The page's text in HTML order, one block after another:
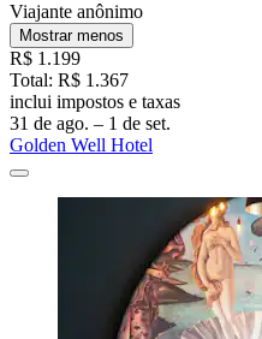
Viajante anônimo
Mostrar menos
R$ 1.199
Total: R$ 1.367
inclui impostos e taxas
31 de ago. – 1 de set.
Golden Well Hotel